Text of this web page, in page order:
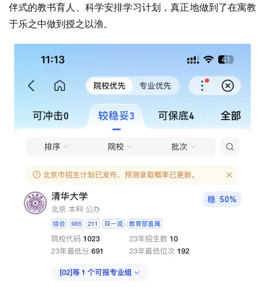
伴式的教书育人、科学安排学习计划，真正地做到了在寓教
于乐之中做到授之以渔。